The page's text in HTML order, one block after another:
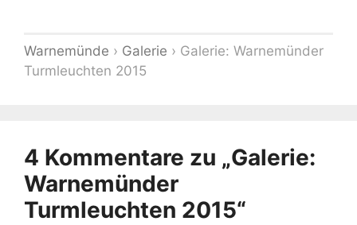
Warnemünde › Galerie › Galerie: Warnemünder
Turmleuchten 2015
4 Kommentare zu „Galerie:
Warnemünder
Turmleuchten 2015“